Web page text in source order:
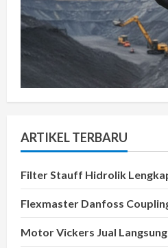
ARTIKEL TERBARU
Filter Stauff Hidrolik
Flexmaster Danfoss
Motor Vickers Jual